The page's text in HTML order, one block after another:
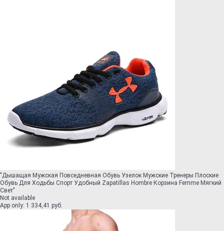
"Дышащая Мужская Повседневная Обувь Узелок Мужские Тренеры Плоские
Обувь Для Ходьбы Спорт Удобный Zapatillas Hombre Корзина Femme Мягкий
Свет"
Not available
App only: 1 334,41 руб.